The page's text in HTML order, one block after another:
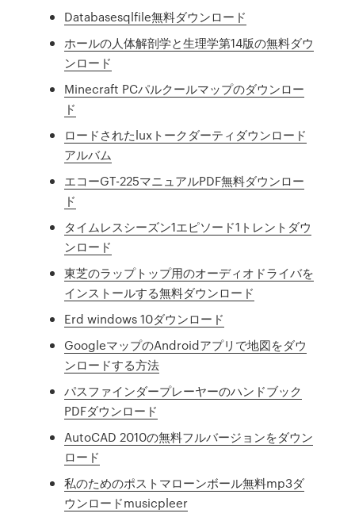
Databasesqlfile無料ダウンロード
ホールの人体解剖学と生理学第14版の無料ダウ
ンロード
Minecraft PCパルクールマップのダウンロー
ド
ロードされたluxトークダーティダウンロード
アルバム
エコーGT-225マニュアルPDF無料ダウンロー
ド
タイムレスシーズン1エピソード1トレントダウ
ンロード
東芝のラップトップ用のオーディオドライバを
インストールする無料ダウンロード
Erd windows 10ダウンロード
GoogleマップのAndroidアプリで地図をダウ
ンロードする方法
パスファインダープレーヤーのハンドブック
PDFダウンロード
AutoCAD 2010の無料フルバージョンをダウン
ロード
私のためのポストマローンボール無料mp3ダ
ウンロードmusicpleer